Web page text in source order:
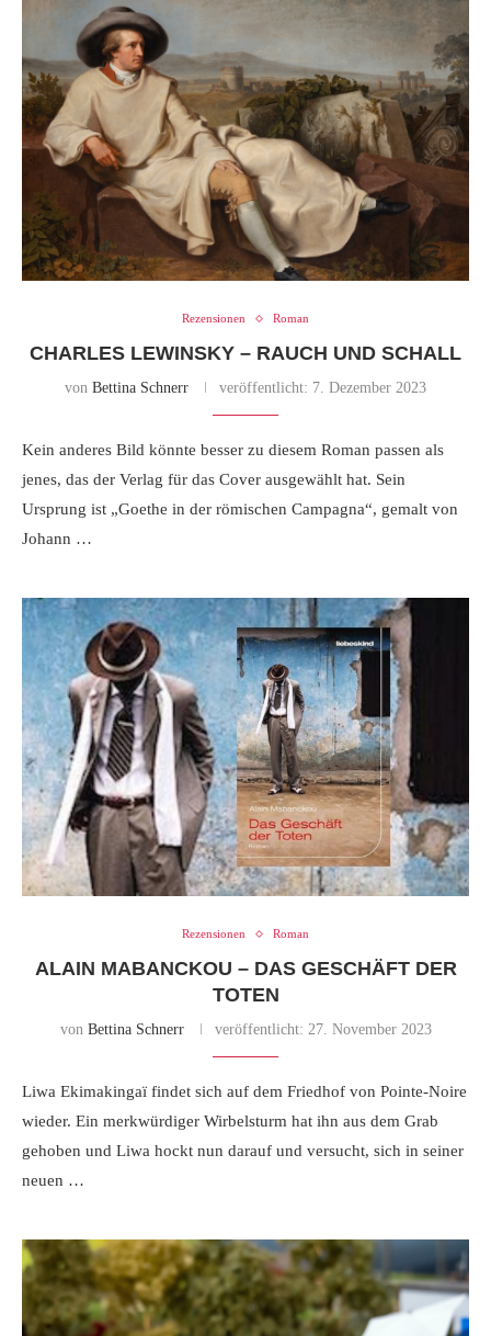
Rezensionen Roman
CHARLES LEWINSKY – RAUCH UND SCHALL
von Bettina Schnerr veröffentlicht: 7. Dezember 2023
Kein anderes Bild könnte besser zu diesem Roman passen als
jenes, das der Verlag für das Cover ausgewählt hat. Sein
Ursprung ist „Goethe in der römischen Campagna“, gemalt von
Johann …
Rezensionen Roman
ALAIN MABANCKOU – DAS GESCHÄFT DER
TOTEN
von Bettina Schnerr veröffentlicht: 27. November 2023
Liwa Ekimakingaï findet sich auf dem Friedhof von Pointe-Noire
wieder. Ein merkwürdiger Wirbelsturm hat ihn aus dem Grab
gehoben und Liwa hockt nun darauf und versucht, sich in seiner
neuen …